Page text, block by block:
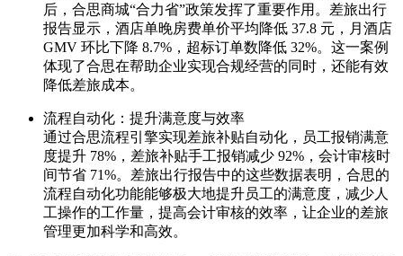
后，合思商城“合力省”政策发挥了重要作用。差旅出行
报告显示，酒店单晚房费单价平均降低 37.8 元，月酒店
GMV 环比下降 8.7%，超标订单数降低 32%。这一案例
体现了合思在帮助企业实现合规经营的同时，还能有效
降低差旅成本。
流程自动化：提升满意度与效率
通过合思流程引擎实现差旅补贴自动化，员工报销满意
度提升 78%，差旅补贴手工报销减少 92%，会计审核时
间节省 71%。差旅出行报告中的这些数据表明，合思的
流程自动化功能能够极大地提升员工的满意度，减少人
工操作的工作量，提高会计审核的效率，让企业的差旅
管理更加科学和高效。